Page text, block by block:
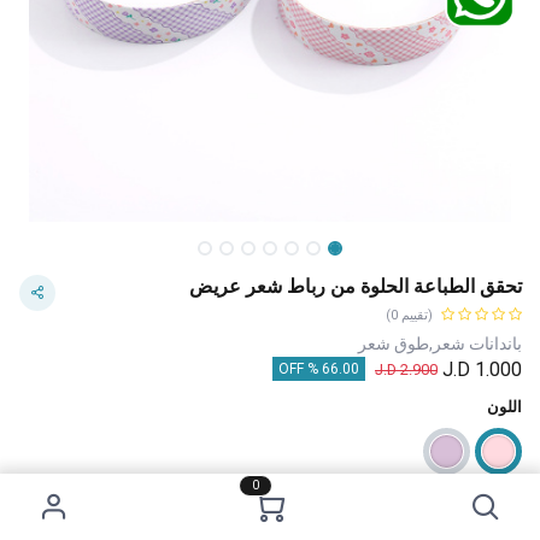
0
تحقق الطباعة الحلوة من رباط شعر عريض
(تقييم 0)
باندانات شعر,طوق شعر
1.000
2.900
J.D
66.00 % OFF
اللون